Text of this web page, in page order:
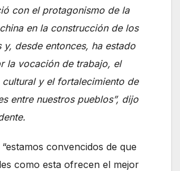
con el protagonismo de la
en la construcción de los
y, desde entonces, ha estado
la vocación de trabajo, el
y el fortalecimiento de
entre nuestros pueblos”, dijo
convencidos de que
como esta ofrecen el mejor